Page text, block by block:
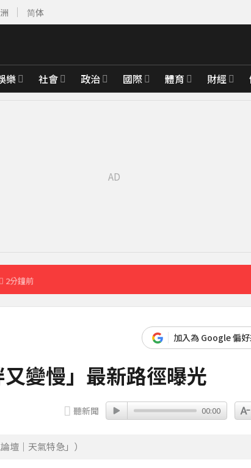
简体
樂 社會 政治 國際 體育 財經
2分鐘前
加入為 Google 偏
變慢」最新路徑曝光
聽新聞 00:00
壇｜天氣特急」）